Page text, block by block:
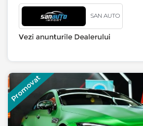
SAN AUTO
Promovat